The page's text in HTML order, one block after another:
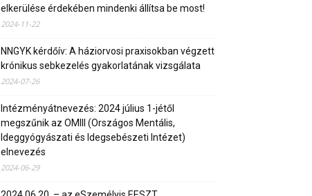
elkerülése érdekében mindenki állítsa be most!
2024-11-22
NNGYK kérdőív: A háziorvosi praxisokban végzett
krónikus sebkezelés gyakorlatának vizsgálata
2024-07-26
Intézményátnevezés: 2024 július 1-jétől
megszűnik az OMIII (Országos Mentális,
Ideggyógyászati és Idegsebészeti Intézet)
elnevezés
2024-06-29